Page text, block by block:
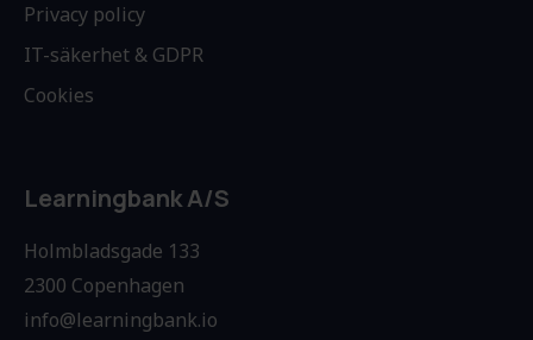
Privacy policy
IT-säkerhet & GDPR
Cookies
Learningbank A/S
Holmbladsgade 133
2300 Copenhagen
info@learningbank.io